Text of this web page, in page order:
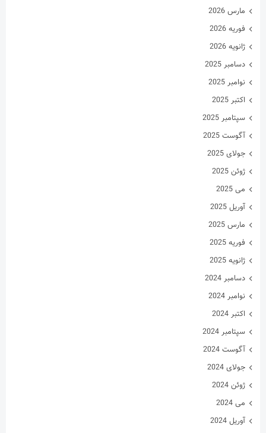
مارس 2026
فوریه 2026
ژانویه 2026
دسامبر 2025
نوامبر 2025
اکتبر 2025
سپتامبر 2025
آگوست 2025
جولای 2025
ژوئن 2025
می 2025
آوریل 2025
مارس 2025
فوریه 2025
ژانویه 2025
دسامبر 2024
نوامبر 2024
اکتبر 2024
سپتامبر 2024
آگوست 2024
جولای 2024
ژوئن 2024
می 2024
آوریل 2024